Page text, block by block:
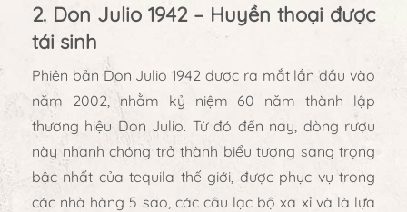
2. Don Julio 1942 – Huyền thoại được
tái sinh
Phiên bản Don Julio 1942 được ra mắt lần đầu vào
năm 2002, nhằm kỷ niệm 60 năm thành lập
thương hiệu Don Julio. Từ đó đến nay, dòng rượu
này nhanh chóng trở thành biểu tượng sang trọng
bậc nhất của tequila thế giới , được phục vụ trong
các nhà hàng 5 sao, các câu lạc bộ xa xỉ và là lựa